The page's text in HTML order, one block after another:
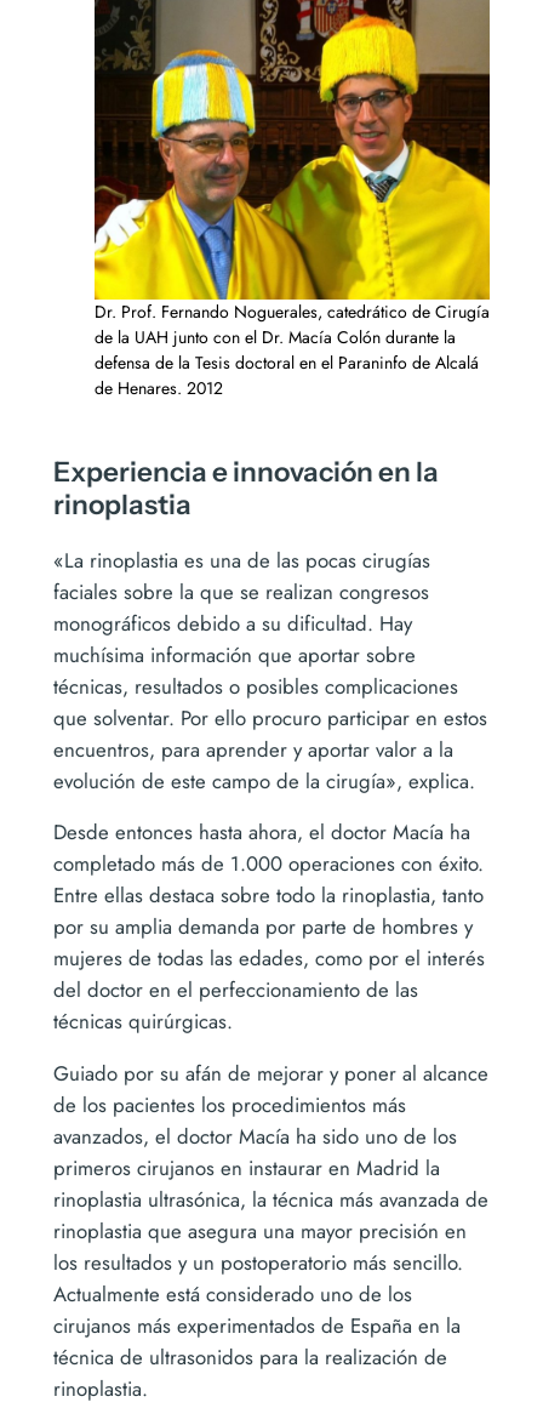
Dr. Prof. Fernando Noguerales, catedrático de Cirugía
de la UAH junto con el Dr. Macía Colón durante la
defensa de la Tesis doctoral en el Paraninfo de Alcalá
de Henares. 2012
Experiencia e innovación en la
rinoplastia
«La rinoplastia es una de las pocas cirugías
faciales sobre la que se realizan congresos
monográficos debido a su dificultad. Hay
muchísima información que aportar sobre
técnicas, resultados o posibles complicaciones
que solventar. Por ello procuro participar en estos
encuentros, para aprender y aportar valor a la
evolución de este campo de la cirugía», explica.
Desde entonces hasta ahora, el doctor Macía ha
completado más de 1.000 operaciones con éxito.
Entre ellas destaca sobre todo la rinoplastia, tanto
por su amplia demanda por parte de hombres y
mujeres de todas las edades, como por el interés
del doctor en el perfeccionamiento de las
técnicas quirúrgicas.
Guiado por su afán de mejorar y poner al alcance
de los pacientes los procedimientos más
avanzados, el doctor Macía ha sido uno de los
primeros cirujanos en instaurar en Madrid la
rinoplastia ultrasónica, la técnica más avanzada de
rinoplastia que asegura una mayor precisión en
los resultados y un postoperatorio más sencillo.
Actualmente está considerado uno de los
cirujanos más experimentados de España en la
técnica de ultrasonidos para la realización de
rinoplastia.